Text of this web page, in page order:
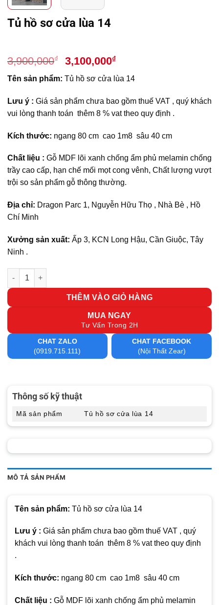
Tủ hồ sơ cửa lùa 14
3,900,000₫
Giá
gốc
là:
3,900,000₫.
3,100,000₫Giá
hiện
tại
là:
3,100,000₫.
Tên sản phẩm: Tủ hồ sơ cửa lùa 14
Lưu ý : Giá sản phẩm chưa bao gồm thuế VAT , quý khách
vui lòng thanh toán thêm 8 % vat theo quy định .
Kích thước: ngang 80 cm cao 1m8 sâu 40 cm
Chất liệu : Gỗ MDF lõi xanh chống ẩm phủ melamin chống
trầy cao cấp, hạn chế mối mọt cong vênh, Chất lượng vượt
trội so sản phẩm gỗ thông thường.
Địa chỉ: Dragon Parc 1, Nguyễn Hữu Thọ , Nhà Bè , Hồ
Chí Minh
Xưởng sản xuất: Ấp 3, KCN Long Hậu, Cần Giuộc, Tây
Ninh .
Tủ hồ sơ cửa lùa 14 số lượng
THÊM VÀO GIỎ HÀNG
MUA NGAY
Tư Vấn Trong 2H
CHAT ZALO
(0919.715.111)
CHAT FACEBOOK
(Nội Thất Zear)
MÔ TẢ SẢN PHẨM
Tên sản phẩm: Tủ hồ sơ cửa lùa 14
Lưu ý : Giá sản phẩm chưa bao gồm thuế VAT , quý
khách vui lòng thanh toán thêm 8 % vat theo quy định
.
Kích thước: ngang 80 cm cao 1m8 sâu 40 cm
Chất liệu : Gỗ MDF lõi xanh chống ẩm phủ melamin
Thông số kỹ thuật
Mã sản phẩm Tủ hồ sơ cửa lùa 14